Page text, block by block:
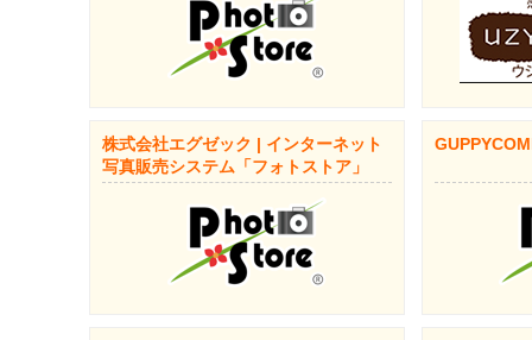
株式会社エグゼック | インターネット
写真販売システム「フォトストア」